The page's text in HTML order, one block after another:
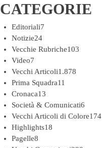
CATEGORIE
Editoriali7
Notizie24
Vecchie Rubriche103
Video7
Vecchi Articoli1.878
Prima Squadra11
Cronaca13
Società & Comunicati6
Vecchi Articoli di Colore174
Highlights18
Pagelle8